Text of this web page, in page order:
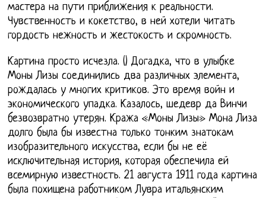
мастера на пути приближения к реальности.
Чувственность и кокетство, в ней хотели читать
гордость нежность и жестокость и скромность.
Картина просто исчезла. () Догадка, что в улыбке
Моны Лизы соединились два различных элемента,
рождалась у многих критиков. Это время войн и
экономического упадка. Казалось, шедевр да Винчи
безвозвратно утерян. Кража «Моны Лизы» Мона Лиза
долго была бы известна только тонким знатокам
изобразительного искусства, если бы не её
исключительная история, которая обеспечила ей
всемирную известность. 21 августа 1911 года картина
была похищена работником Лувра итальянским